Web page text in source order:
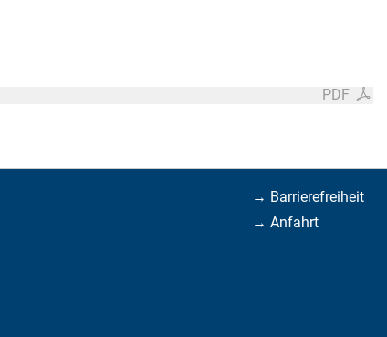
PDF
→ Barrierefreiheit
→ Anfahrt